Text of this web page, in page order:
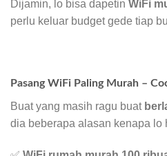
Dijamin, lo bisa dapetin WiFi
perlu keluar budget gede tiap
Pasang WiFi Paling Murah –
Buat yang masih ragu buat
dia beberapa alasan kenapa lo